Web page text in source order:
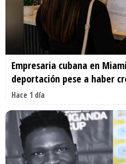
Empresaria cubana en
deportación pese a haber
Hace 1 día